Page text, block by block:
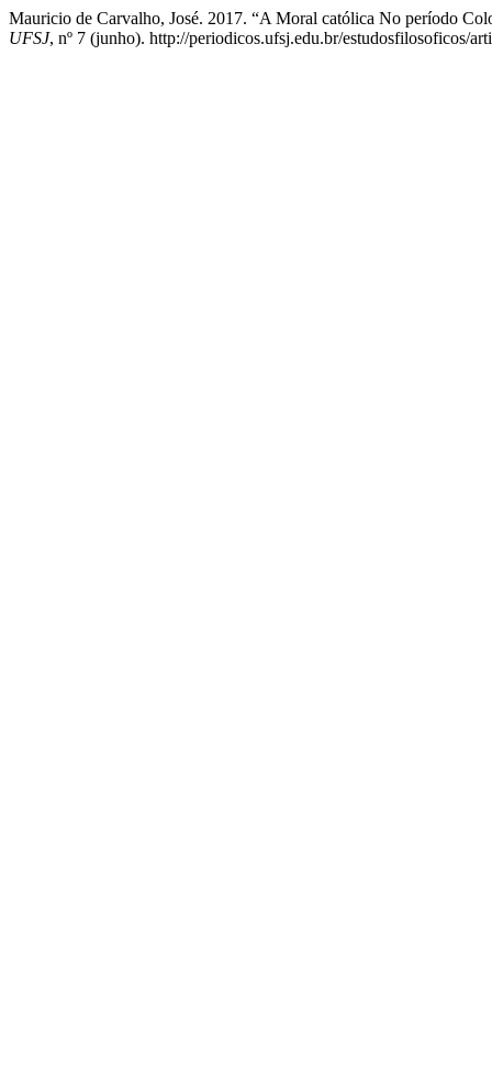
Mauricio de Carvalho, José. 2017. “A Moral católica No período
UFSJ, nº 7 (junho). http://periodicos.ufsj.edu.br/estudosfilosoficos/